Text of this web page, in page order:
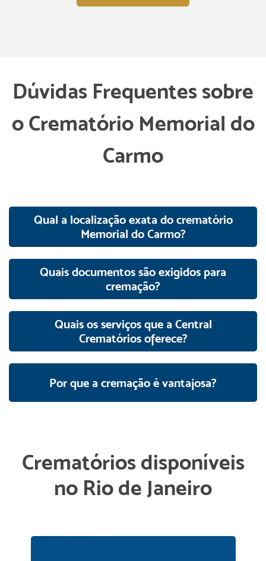
Dúvidas Frequentes sobre
o Crematório Memorial do
Carmo
Qual a localização exata do crematório
Memorial do Carmo?
Quais documentos são exigidos para
cremação?
Quais os serviços que a Central
Crematórios oferece?
Por que a cremação é vantajosa?
Crematórios disponíveis
no Rio de Janeiro